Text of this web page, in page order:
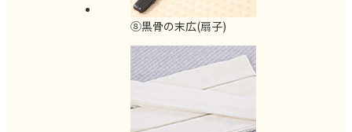
⑧黒骨の末広(扇子)